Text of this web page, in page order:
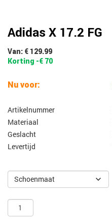
Adidas X 17.2 FG
Van: € 129.99
Korting -€ 70
Nu voor:
Artikelnummer
Materiaal
Geslacht
Levertijd